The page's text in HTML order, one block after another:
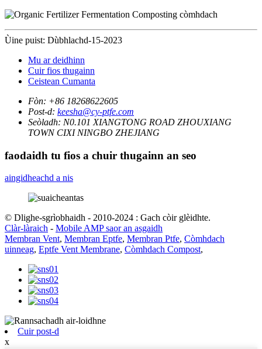
Ùine puist: Dùbhlachd-15-2023
Mu ar deidhinn
Cuir fios thugainn
Ceistean Cumanta
Fòn: +86 18268622605
Post-d: keesha@cy-ptfe.com
Seòladh: N0.101 XIANGTONG ROAD ZHOUXIANG
TOWN CIXI NINGBO ZHEJIANG
faodaidh tu fios a chuir thugainn an seo
aingidheachd a nis
© Dlighe-sgrìobhaidh - 2010-2024 : Gach còir glèidhte.
Clàr-làraich - Mobile AMP saor an asgaidh
Membran Vent, Membran Eptfe, Membran Ptfe, Còmhdach
uinneag, Eptfe Vent Membrane, Còmhdach Compost,
Cuir post-d
x